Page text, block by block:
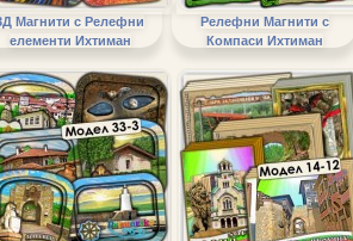
Магнити с Релефни
елементи Ихтиман
Релефни Магнити с
Компаси Ихтиман